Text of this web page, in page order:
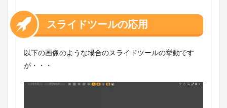
スライドツールの応用
以下の画像のような場合のスライドツールの挙動です
が・・・